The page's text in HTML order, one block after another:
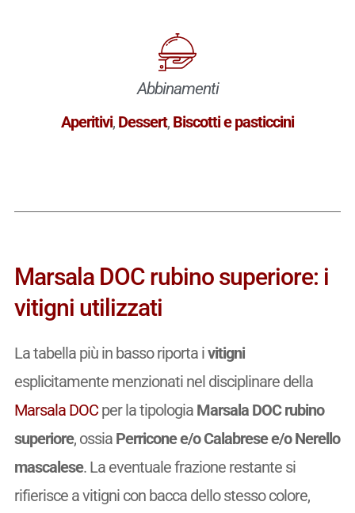
Abbinamenti
Aperitivi, Dessert, Biscotti e pasticcini
Marsala DOC rubino superiore: i
vitigni utilizzati
La tabella più in basso riporta ivitigni
esplicitamente menzionati nel disciplinare della
Marsala DOCper la tipologia Marsala DOC rubino
superiore, ossia Perricone e/o Calabrese e/o Nerello
mascalese. La eventuale frazione restante si
rifierisce a vitigni con bacca dello stesso colore,